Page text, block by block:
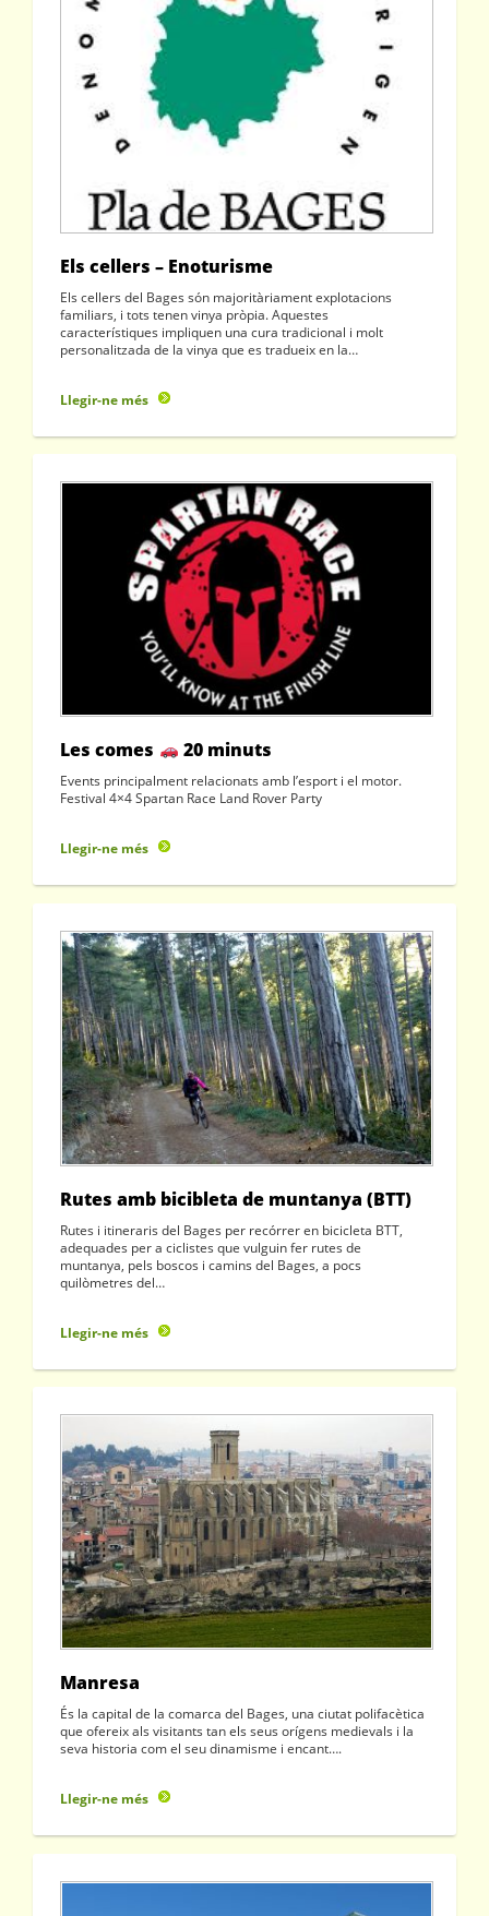
Els cellers – Enoturisme
Els cellers del Bages són majoritàriament explotacions
familiars, i tots tenen vinya pròpia. Aquestes
característiques impliquen una cura tradicional i molt
personalitzada de la vinya que es tradueix en la…
Llegir-ne més
Les comes 20 minuts
Events principalment relacionats amb l’esport i el motor.
Festival 4×4 Spartan Race Land Rover Party
Llegir-ne més
Rutes amb bicibleta de muntanya (BTT)
Rutes i itineraris del Bages per recórrer en bicicleta BTT,
adequades per a ciclistes que vulguin fer rutes de
muntanya, pels boscos i camins del Bages, a pocs
quilòmetres del…
Llegir-ne més
Manresa
És la capital de la comarca del Bages, una ciutat polifacètica
que ofereix als visitants tan els seus orígens medievals i la
seva historia com el seu dinamisme i encant….
Llegir-ne més